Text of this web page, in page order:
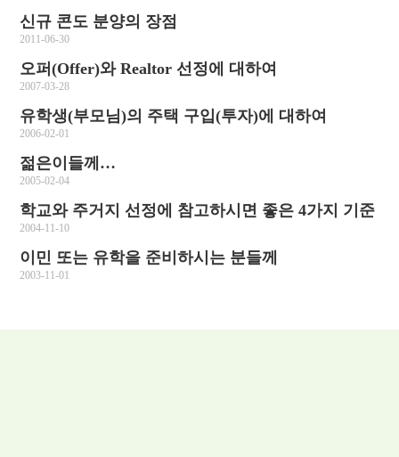
신규 콘도 분양의 장점
2011-06-30
오퍼(Offer)와 Realtor 선정에 대하여
2007-03-28
유학생(부모님)의 주택 구입(투자)에 대하여
2006-02-01
젊은이들께…
2005-02-04
학교와 주거지 선정에 참고하시면 좋은 4가지 기준
2004-11-10
이민 또는 유학을 준비하시는 분들께
2003-11-01